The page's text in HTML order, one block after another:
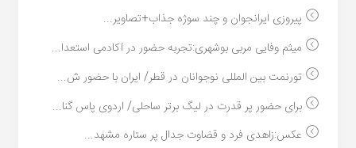
پیروزی ایرانجوان و چند سوژه جذاب+تصاویر...
میثم وفایی مربی بوشهری:تجربه حضور در آکادمی استعدا...
تورنمت بین المللی نوجوانان در قطر/ ایران با حضور ش...
برای حضور پر قدرت در لیگ برتر ساحلی/ اردوی پاس گنا...
عکس:زاهدی فرد و قضاوت جدال پر ستاره مشهد...